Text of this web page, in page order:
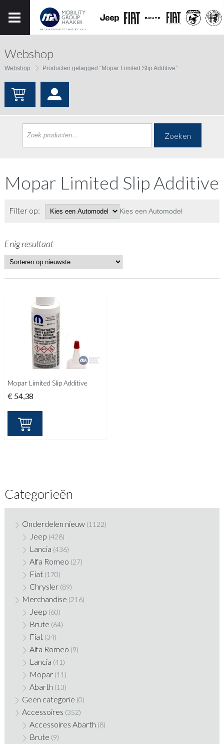
Webshop
Webshop Producten getagged “Mopar Limited Slip Additive”
Zoeken
Mopar Limited Slip Additive
Filter op: Kies een Automodel
Enig resultaat
Mopar Limited Slip Additive
€ 54,38
Categorieën
Onderdelen nieuw (1122)
Jeep (428)
Lancia (436)
Alfa Romeo (27)
Fiat (170)
Chrysler (89)
Merchandise (216)
Jeep (60)
Brute (64)
Fiat (34)
Alfa Romeo (9)
Lancia (41)
Mopar (11)
Abarth (13)
Geen categorie (0)
Accessoires (352)
Accessoires Abarth (8)
Brute (9)